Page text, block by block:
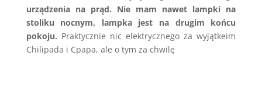
urządzenia na prąd. Nie mam nawet lampki na
stoliku nocnym, lampka jest na drugim końcu
pokoju. Praktycznie nic elektrycznego za wyjątkeim
Chilipada i Cpapa, ale o tym za chwilę